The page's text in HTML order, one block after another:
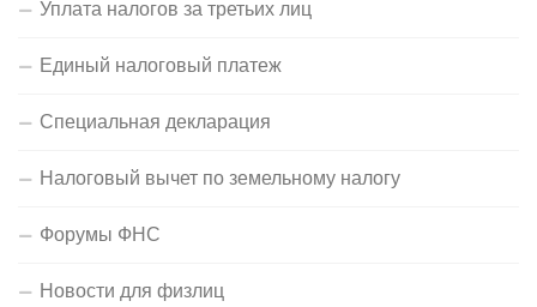
Уплата налогов за третьих лиц
Единый налоговый платеж
Специальная декларация
Налоговый вычет по земельному налогу
Форумы ФНС
Новости для физлиц